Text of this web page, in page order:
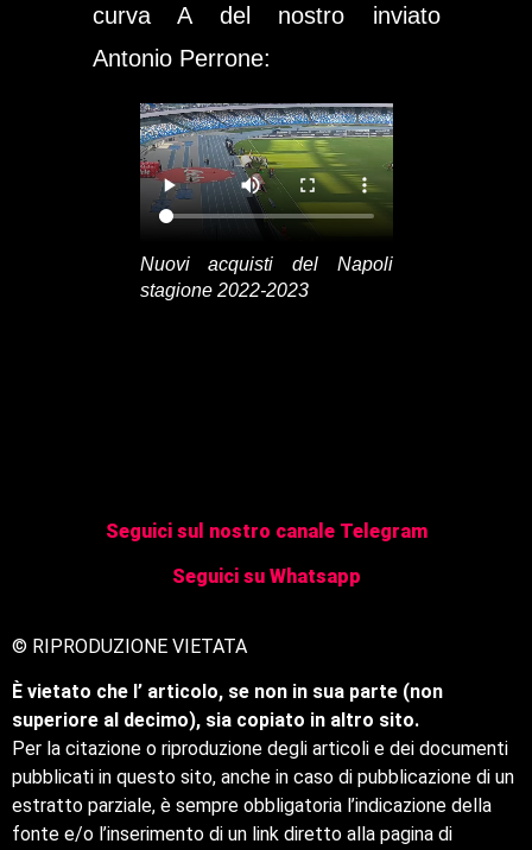
curva A del nostro inviato
Antonio Perrone:
Nuovi acquisti del Napoli
stagione 2022-2023
Seguici sul nostro canale Telegram
Seguici su Whatsapp
© RIPRODUZIONE VIETATA
È vietato che l’ articolo, se non in sua parte (non
superiore al decimo), sia copiato in altro sito.
Per la citazione o riproduzione degli articoli e dei documenti
pubblicati in questo sito, anche in caso di pubblicazione di un
estratto parziale, è sempre obbligatoria l’indicazione della
fonte e/o l’inserimento di un link diretto alla pagina di